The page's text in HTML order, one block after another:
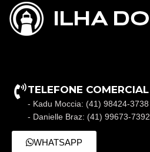
TELEFONE COMERCIAL
- Kadu Moccia: (41) 98424-3738
- Danielle Braz: (41) 99673-7392
WHATSAPP